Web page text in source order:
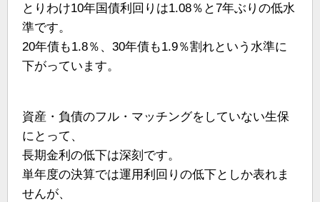
とりわけ10年国債利回りは1.08％と7年ぶりの低水
準です。
20年債も1.8％、30年債も1.9％割れという水準に
下がっています。
資産・負債のフル・マッチングをしていない生保
にとって、
長期金利の低下は深刻です。
単年度の決算では運用利回りの低下としか表れま
せんが、